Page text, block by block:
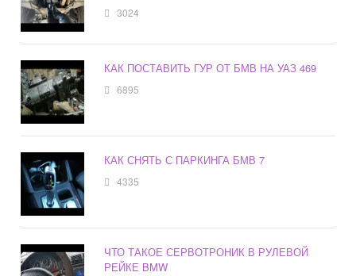
3024
КАК ПОСТАВИТЬ ГУР ОТ БМВ НА УАЗ 469
6895
КАК СНЯТЬ С ПАРКИНГА БМВ 7
4335
ЧТО ТАКОЕ СЕРВОТРОНИК В РУЛЕВОЙ
РЕЙКЕ BMW